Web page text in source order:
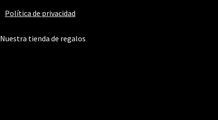
Política de privacidad